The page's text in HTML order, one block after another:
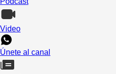
Video
Únete al canal